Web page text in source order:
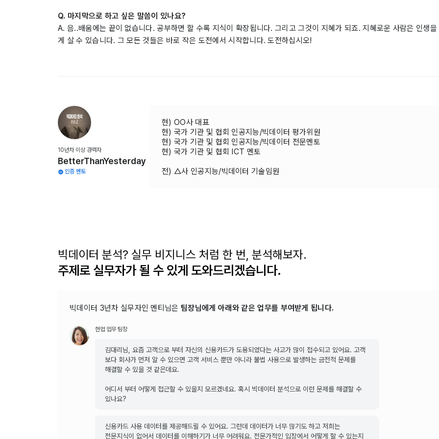
Q. 마지막으로 하고 싶은 말씀이 있나요?
A. 음..배움에는 끝이 없습니다. 공부하면 할 수록 지식이 확장됩니다. 그리고 그것이 지혜가 되죠. 지혜로운 사람은 인생을
게 살 수 있습니다. 그 모든 것들은 바로 작은 도전에서 시작합니다. 도전하십시오!
10년차 이상 경력자
BetterThanYesterday
인증 멘토
현) OO사 대표
현) 국가 기관 및 협회 인공지능/빅데이터 평가위원
현) 국가 기관 및 협회 인공지능/빅데이터 전문멘토
현) 국가 기관 및 협회 ICT 멘토
전) △사 인공지능/빅데이터 기술임원
빅데이터 분석? 실무 비지니스 처럼 한 번, 분석해보자.
주제로 실무자가 될 수 있게 도와드리겠습니다.
빅데이터 3년차 실무자인 멘티님은 팀장님에게 아래와 같은 업무를 부여받게 됩니다.
현업 업무 팀장
김대리님, 요즘 고객으로 부터 자신의 신용카드가 도용되었다는 사고가 많이 접수되고 있어요. 고객
보다 회사가 먼저 알 수 있으면 고객 서비스 뿐만 아니라 불법 사용으로 발생하는 금전적 문제를
해결할 수 있을 것 같은데요.
어디서 부터 어떻게 접근할 수 있을지 모르겠네요. 혹시 빅데이터 분석으로 이런 문제를 해결할 수
있나요?
신용카드 사용 데이터를 제공해드릴 수 있어요. 그런데 데이터가 너무 많기도 하고 저희는
전문지식이 없어서 데이터를 이해하기가 너무 어려워요. 전문가적인 입장에서 어떻게 할 수 있는지